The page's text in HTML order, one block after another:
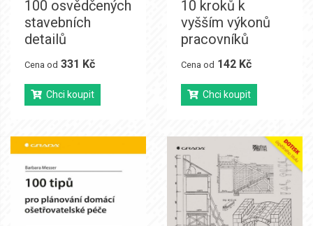
100 osvědčených
stavebních
detailů
Cena od 331 Kč
Chci koupit
10 kroků k
vyšším výkonů
pracovníků
Cena od 142 Kč
Chci koupit